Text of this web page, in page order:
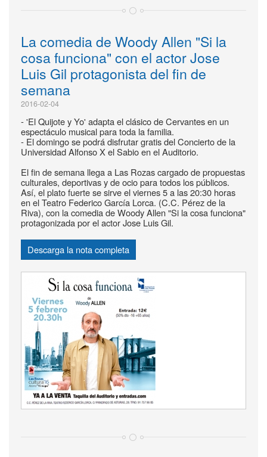
La comedia de Woody Allen "Si la
cosa funciona" con el actor Jose
Luis Gil protagonista del fin de
semana
2016-02-04
- 'El Quijote y Yo' adapta el clásico de Cervantes en un
espectáculo musical para toda la familia.
- El domingo se podrá disfrutar gratis del Concierto de la
Universidad Alfonso X el Sabio en el Auditorio.
El fin de semana llega a Las Rozas cargado de propuestas
culturales, deportivas y de ocio para todos los públicos.
Así, el plato fuerte se sirve el viernes 5 a las 20:30 horas
en el Teatro Federico García Lorca. (C.C. Pérez de la
Riva), con la comedia de Woody Allen "Si la cosa funciona"
protagonizada por el actor Jose Luis Gil.
Descarga la nota completa